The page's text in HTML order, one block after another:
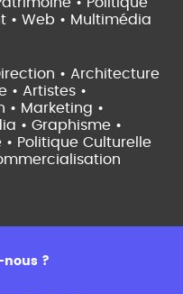
• Web • Multimédia
• Architecture
• Artistes •
• Marketing •
• Graphisme •
Politique Culturelle
nous ?